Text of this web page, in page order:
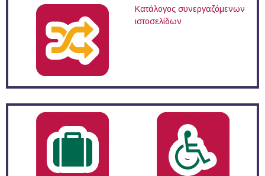
Κατάλογος συνεργαζόμενων
ιστοσελίδων